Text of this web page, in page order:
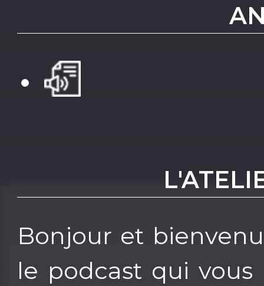
Bonjour et
le podcast qui vous